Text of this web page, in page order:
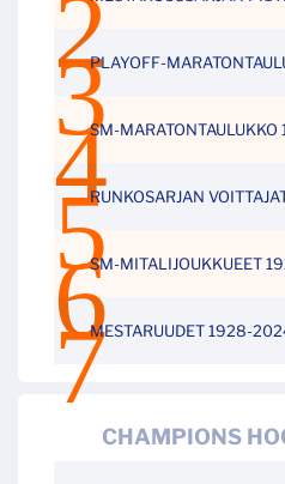
PLAYOFF-
SM-
RUNKOSARJAN
SM-MITALIJOUKKUEET
MESTARUUDET 1928-
CHAMPIONS